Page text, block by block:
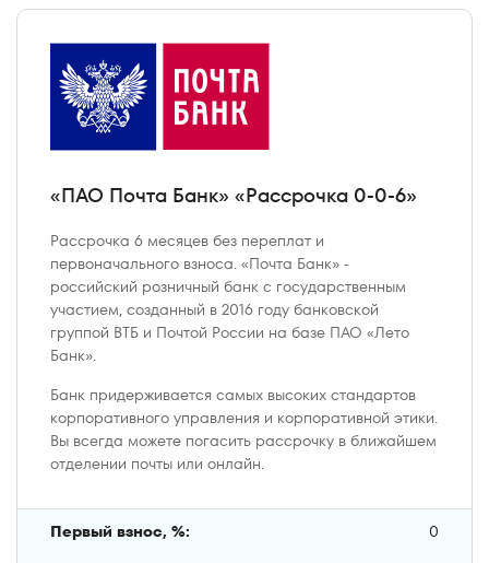
«ПАО Почта Банк» «Рассрочка 0-0-6»
Рассрочка 6 месяцев без переплат и
первоначального взноса. «Почта Банк» -
российский розничный банк с государственным
участием, созданный в 2016 году банковской
группой ВТБ и Почтой России на базе ПАО «Лето
Банк».
Банк придерживается самых высоких стандартов
корпоративного управления и корпоративной этики.
Вы всегда можете погасить рассрочку в ближайшем
отделении почты или онлайн.
Первый взнос, %:
0